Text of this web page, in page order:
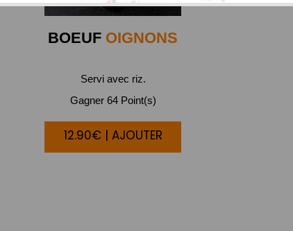
BOEUF OIGNONS
Servi avec riz.
Gagner 64 Point(s)
12.90€ | AJOUTER